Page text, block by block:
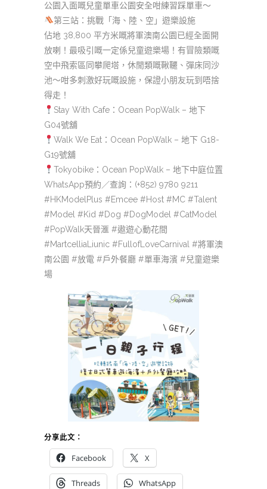
公園入面嘅兒童單車公園安全咁練習踩單車～
第三站：挑戰「海、陸、空」遊樂設施
佔地 38,800 平方米嘅將軍澳南公園已經全面開
放喇！最吸引嘅一定係兒童遊樂場！有冒險類嘅
空中飛索區同攀爬塔，休閒類嘅鞦韆、彈床同沙
池～咁多刺激好玩嘅設施，保證小朋友玩到唔捨
得走！
Stay With Cafe：Ocean PopWalk – 地下
G04號舖
Walk We Eat：Ocean PopWalk – 地下 G18-
G19號舖
Tokyobike：Ocean PopWalk – 地下中庭位置
WhatsApp預約／查詢：(+852) 9780 9211
#HKModelPlus #Emcee #Host #MC #Talent
#Model #Kid #Dog #DogModel #CatModel
#PopWalk天晉滙 #遨遊心動花間
#MartcelliaLiunic #FullofLoveCarnival #將軍澳
南公園 #放電 #戶外餐廳 #單車海濱 #兒童遊樂
場
分享此文：
Facebook X
Threads WhatsApp